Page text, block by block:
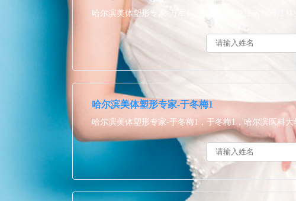
哈尔滨美体塑形专家-万军1，万军1，黑龙江省牡丹江
哈尔滨美体塑形专家-于冬梅1
哈尔滨美体塑形专家-于冬梅1，于冬梅1，哈尔滨医科